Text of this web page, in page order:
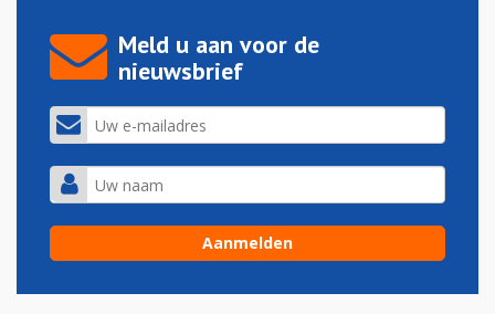
Meld u aan voor de
nieuwsbrief